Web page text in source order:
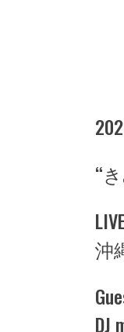
“
沖
DJ